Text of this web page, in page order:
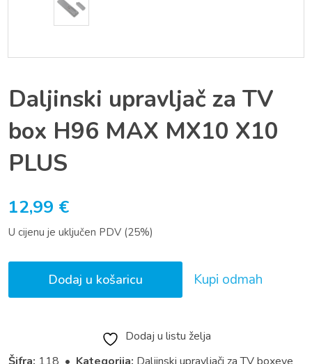
Daljinski upravljač za TV
box H96 MAX MX10 X10
PLUS
12,99 €
U cijenu je uključen PDV (25%)
Dodaj u košaricu Kupi odmah
Dodaj u listu želja